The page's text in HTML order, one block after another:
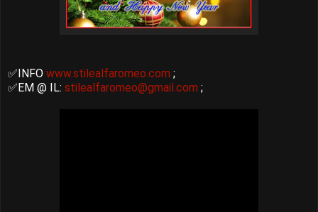
✅INFO www.stilealfaromeo.com ;
✅EM @ IL: stilealfaromeo@gmail.com ;